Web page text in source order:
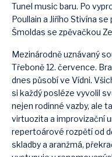
Tunel music baru. Po
Poullain a Jiřího Stivína
Šmoldas se zpěvačkou
Mezinárodně uznávaný
Třeboně 12. července.
dnes působí ve Vídni.
si každý posléze vyvolil
nejen rodinné vazby, ale
virtuozita a improvizační
repertoárové rozpětí od
skladby a aranžmá,